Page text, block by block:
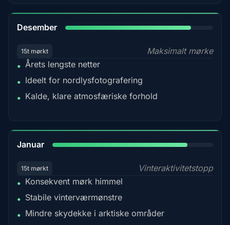
Desember
15t mørkt
Maksimalt mørke
• Årets lengste netter
• Ideelt for nordlysfotografering
• Kalde, klare atmosfæriske forhold
Januar
15t mørkt
Vinteraktivitetstopp
• Konsekvent mørk himmel
• Stabile vinterværmønstre
• Mindre skydekke i arktiske områder